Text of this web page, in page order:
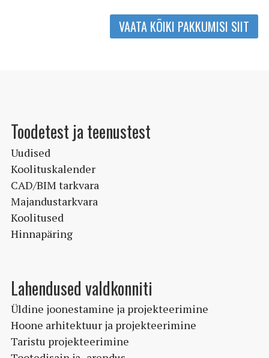
VAATA KÕIKI PAKKUMISI SIIT
Toodetest ja teenustest
Uudised
Koolituskalender
CAD/BIM tarkvara
Majandustarkvara
Koolitused
Hinnapäring
Lahendused valdkonniti
Üldine joonestamine ja projekteerimine
Hoone arhitektuur ja projekteerimine
Taristu projekteerimine